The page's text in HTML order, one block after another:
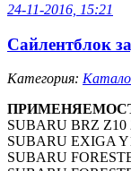
24-11-2016, 15:21
Сайлентблок
Категория:
SUBARU BRZ Z10
SUBARU EXIGA
SUBARU